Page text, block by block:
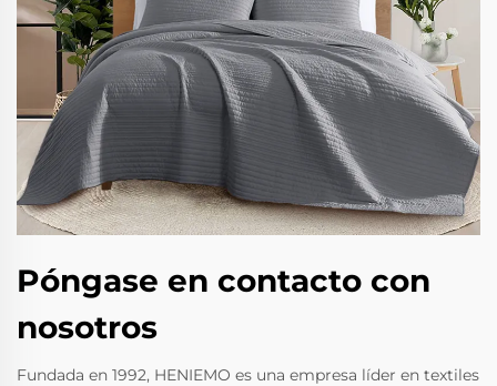
Póngase en contacto con
nosotros
Fundada en 1992, HENIEMO es una empresa líder en textiles